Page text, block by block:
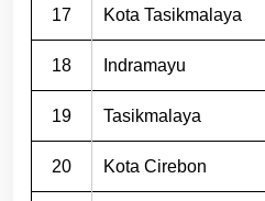
17 Kota Tasikmalaya
18 Indramayu
19 Tasikmalaya
20 Kota Cirebon